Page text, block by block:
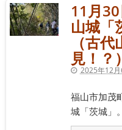
11月
山城「
（古
見！？）
2025年12月
福山市加茂
城「茨城」